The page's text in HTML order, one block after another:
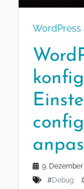
WordPress
9. Dezember
#Debug